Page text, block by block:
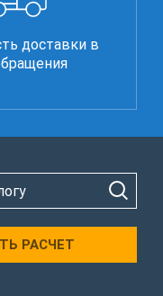
доставки в
РАСЧЕТ